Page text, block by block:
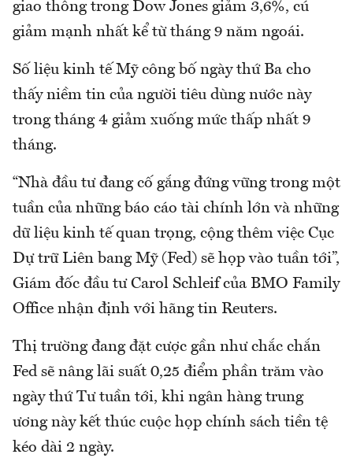
giao thông trong Dow Jones giảm 3,6%, cú
giảm mạnh nhất kể từ tháng 9 năm ngoái.
Số liệu kinh tế Mỹ công bố ngày thứ Ba cho
thấy niềm tin của người tiêu dùng nước này
trong tháng 4 giảm xuống mức thấp nhất 9
tháng.
“Nhà đầu tư đang cố gắng đứng vững trong một
tuần của những báo cáo tài chính lớn và những
dữ liệu kinh tế quan trọng, cộng thêm việc Cục
Dự trữ Liên bang Mỹ (Fed) sẽ họp vào tuần tới”,
Giám đốc đầu tư Carol Schleif của BMO Family
Office nhận định với hãng tin Reuters.
Thị trường đang đặt cược gần như chắc chắn
Fed sẽ nâng lãi suất 0,25 điểm phần trăm vào
ngày thứ Tư tuần tới, khi ngân hàng trung
ương này kết thúc cuộc họp chính sách tiền tệ
kéo dài 2 ngày.